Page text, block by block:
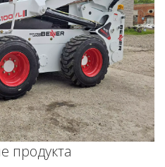
продукта